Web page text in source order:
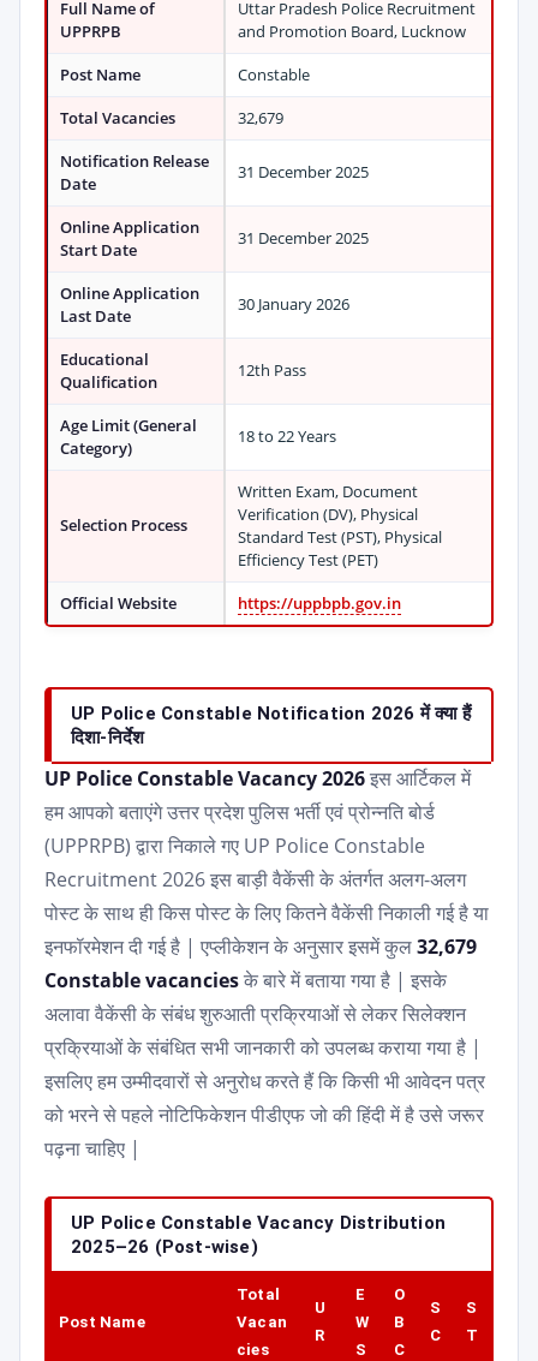
Full Name of
UPPRPB
Uttar Pradesh Police Recruitment
and Promotion Board, Lucknow
Post Name
Constable
Total Vacancies
32,679
Notification Release
Date
31 December 2025
Online Application
Start Date
31 December 2025
Online Application
Last Date
30 January 2026
Educational
Qualification
12th Pass
Age Limit (General
Category)
18 to 22 Years
Selection Process
Written Exam, Document
Verification (DV), Physical
Standard Test (PST), Physical
Efficiency Test (PET)
Official Website
https://uppbpb.gov.in
UP Police Constable Notification 2026 में क्या हैं
दिशा-निर्देश
UP Police Constable Vacancy 2026इस आर्टिकल में
हम आपको बताएंगे उत्तर प्रदेश पुलिस भर्ती एवं प्रोन्नति बोर्ड
(UPPRPB) द्वारा निकाले गए UP Police Constable
Recruitment 2026 इस बाड़ी वैकेंसी के अंतर्गत अलग-अलग
पोस्ट के साथ ही किस पोस्ट के लिए कितने वैकेंसी निकाली गई है या
इनफॉरमेशन दी गई है | एप्लीकेशन के अनुसार इसमें कुल32,679
Constable vacanciesके बारे में बताया गया है | इसके
अलावा वैकेंसी के संबंध शुरुआती प्रक्रियाओं से लेकर सिलेक्शन
प्रक्रियाओं के संबंधित सभी जानकारी को उपलब्ध कराया गया है |
इसलिए हम उम्मीदवारों से अनुरोध करते हैं कि किसी भी आवेदन पत्र
को भरने से पहले नोटिफिकेशन पीडीएफ जो की हिंदी में है उसे जरूर
पढ़ना चाहिए |
UP Police Constable Vacancy Distribution
2025–26 (Post-wise)
Post Name
Total
Vacan
cies
U
R
E
W
S
O
B
C
S
C
S
T